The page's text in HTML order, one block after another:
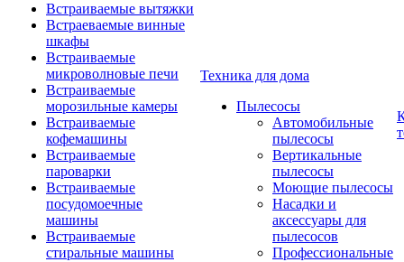
Встраиваемые вытяжки
Встраеваемые винные
шкафы
Встраиваемые
микроволновые печи
Встраиваемые
морозильные камеры
Встраиваемые
кофемашины
Встраиваемые
пароварки
Встраиваемые
посудомоечные
машины
Встраиваемые
стиральные машины
Техника для дома
Пылесосы
Автомобильные
пылесосы
Вертикальные
пылесосы
Моющие пылесосы
Насадки и
аксессуары для
пылесосов
Профессиональные